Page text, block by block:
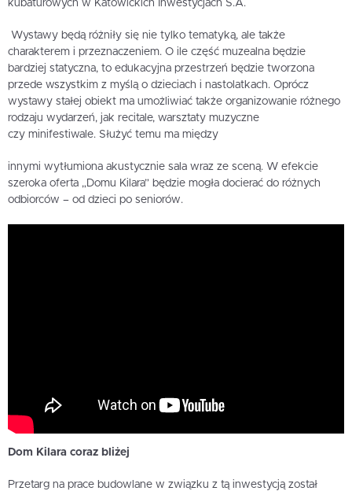
kubaturowych w Katowickich Inwestycjach S.A.
Wystawy będą różniły się nie tylko tematyką, ale także
charakterem i przeznaczeniem. O ile część muzealna będzie
bardziej statyczna, to edukacyjna przestrzeń będzie tworzona
przede wszystkim z myślą o dzieciach i nastolatkach. Oprócz
wystawy stałej obiekt ma umożliwiać także organizowanie różnego
rodzaju wydarzeń, jak recitale, warsztaty muzyczne
czy minifestiwale. Służyć temu ma między
innymi wytłumiona akustycznie sala wraz ze sceną. W efekcie
szeroka oferta „Domu Kilara” będzie mogła docierać do różnych
odbiorców – od dzieci po seniorów.
Dom Kilara coraz bliżej
Przetarg na prace budowlane w związku z tą inwestycją został